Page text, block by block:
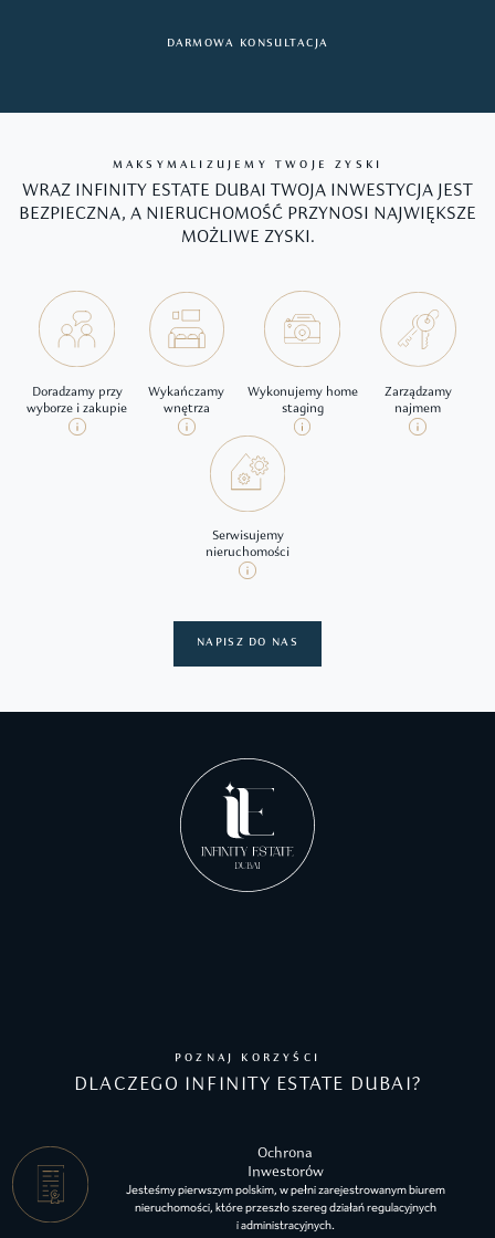
DARMOWA KONSULTACJA
MAKSYMALIZUJEMY TWOJE ZYSKI
WRAZ INFINITY ESTATE DUBAI TWOJA INWESTYCJA JEST
BEZPIECZNA, A NIERUCHOMOŚĆ PRZYNOSI NAJWIĘKSZE
MOŻLIWE ZYSKI.
Doradzamy przy
wyborze i zakupie
Wykańczamy
wnętrza
Wykonujemy home
staging
Zarządzamy
najmem
Serwisujemy
nieruchomości
NAPISZ DO NAS
POZNAJ KORZYŚCI
DLACZEGO INFINITY ESTATE DUBAI?
Ochrona
Inwestorów
Jesteśmy pierwszym polskim, w pełni zarejestrowanym biurem
nieruchomości, które przeszło szereg działań regulacyjnych
i administracyjnych.